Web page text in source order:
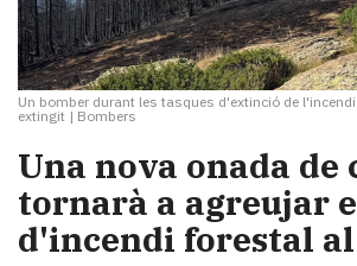
Un bomber durant les tasques d'extinció de
extingit | Bombers
​Una nova onada de
tornarà a agreujar
d'incendi forestal